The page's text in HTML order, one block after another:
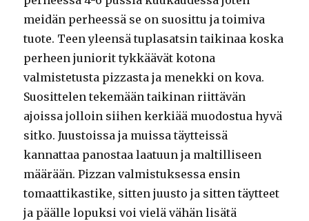
meidän perheessä se on suosittu ja toimiva
tuote. Teen yleensä tuplasatsin taikinaa koska
perheen juniorit tykkäävät kotona
valmistetusta pizzasta ja menekki on kova.
Suosittelen tekemään taikinan riittävän
ajoissa jolloin siihen kerkiää muodostua hyvä
sitko. Juustoissa ja muissa täytteissä
kannattaa panostaa laatuun ja maltilliseen
määrään. Pizzan valmistuksessa ensin
tomaattikastike, sitten juusto ja sitten täytteet
ja päälle lopuksi voi vielä vähän lisätä